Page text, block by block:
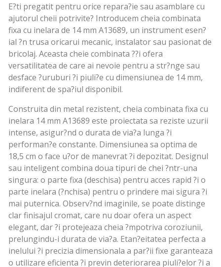
E?ti pregatit pentru orice repara?ie sau asamblare cu
ajutorul cheii potrivite? Introducem cheia combinata
fixa cu inelara de 14 mm A13689, un instrument esen?
ial ?n trusa oricarui mecanic, instalator sau pasionat de
bricolaj. Aceasta cheie combinata ??i ofera
versatilitatea de care ai nevoie pentru a str?nge sau
desface ?uruburi ?i piuli?e cu dimensiunea de 14 mm,
indiferent de spa?iul disponibil.
Construita din metal rezistent, cheia combinata fixa cu
inelara 14 mm A13689 este proiectata sa reziste uzurii
intense, asigur?nd o durata de via?a lunga ?i
performan?e constante. Dimensiunea sa optima de
18,5 cm o face u?or de manevrat ?i depozitat. Designul
sau inteligent combina doua tipuri de chei ?ntr-una
singura: o parte fixa (deschisa) pentru acces rapid ?i o
parte inelara (?nchisa) pentru o prindere mai sigura ?i
mai puternica. Observ?nd imaginile, se poate distinge
clar finisajul cromat, care nu doar ofera un aspect
elegant, dar ?i protejeaza cheia ?mpotriva coroziunii,
prelungindu-i durata de via?a. Etan?eitatea perfecta a
inelului ?i precizia dimensionala a par?ii fixe garanteaza
o utilizare eficienta ?i previn deteriorarea piuli?elor ?i a